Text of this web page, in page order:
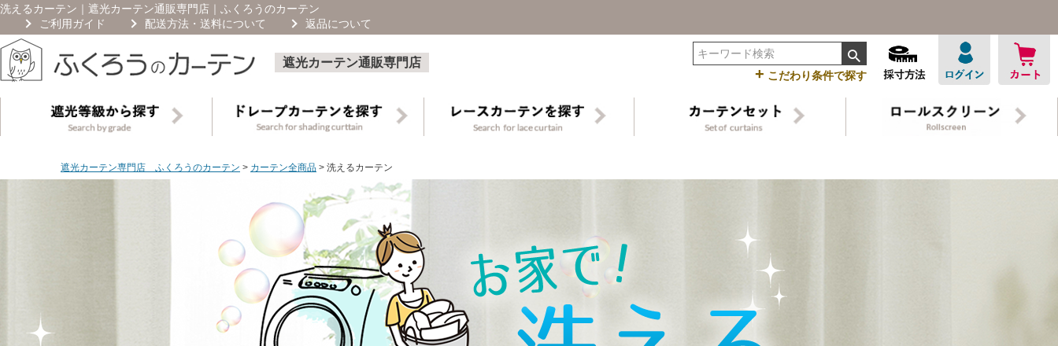
洗えるカーテン｜遮光カーテン通販専門店｜ふくろうのカーテン
ご利用ガイド
配送方法・送料について 返品について
遮光カーテン通販専門店
+ こだわり条件で探す
遮光カーテン専門店 ふくろうのカーテン カーテン全商品 洗えるカーテン